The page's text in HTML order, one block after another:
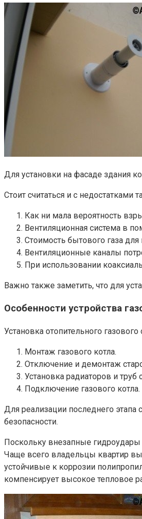
Для установки на фасаде здания
Стоит считаться и с недостатками
Как ни мала вероятность
Вентиляционная система в
Стоимость бытового газа
Вентиляционные каналы
При использовании
Важно также заметить, что для
Особенности устройства
Установка отопительного
Монтаж газового котла.
Отключение и демонтаж
Установка радиаторов и
Подключение газового котла.
Для реализации последнего этапа
безопасности.
Поскольку внезапные
Чаще всего владельцы квартир
устойчивые к коррозии
компенсирует высокое тепловое